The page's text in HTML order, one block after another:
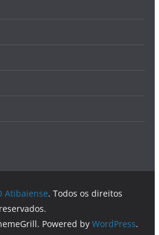
Atibaiense. Todos os direitos
reservados.
Powered by WordPress.